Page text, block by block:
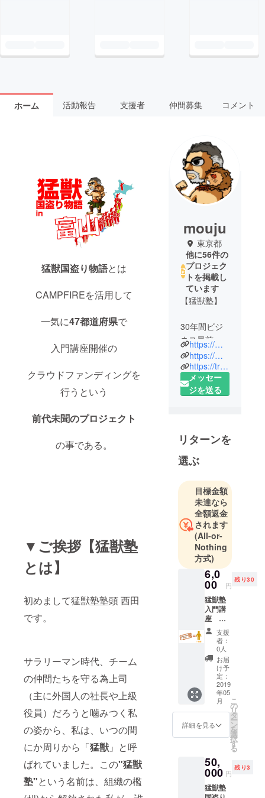
ホーム 活動報告 支援者 仲間募集 コメント
猛獣国盗り物語とは
CAMPFIREを活用して
一気に47都道府県で
入門講座開催の
クラウドファンディングを
行うという
前代未聞のプロジェクト
の事である。
▼ご挨拶【猛獣塾
とは】
初めまして猛獣塾塾頭 西田
です。
サラリーマン時代、チーム
の仲間たちを守る為上司
（主に外国人の社長や上級
役員）だろうと噛みつく私
の姿から、私は、いつの間
にか周りから「猛獣 」と呼
ばれていました。この"猛獣
塾"という名前は、組織の檻
mouju
東京都
他に56件の
プロジェク
トを掲載し
ています
【猛獣塾】
30年間ビジ
ネス最前線
で陣頭指揮
してきた元
外資系企業
取締役が、
違いに悩み
続け、遂に
たどり着い
た“MBAでは
学べない”
“目からウロ
コ” “学者か
らは学べな
い” 日本人の
為の“和魂洋
才”究極ビジ
ネス講座
塾頭 西田浩
P&Gにて、
入社3か月で
当時の店頭
ディスプレ
イ納入記録
え、2年目か
業実務の傍
ら、トレー
ナーとして
その知識・
https://mouju.jp/
https://mouju.jp/seminar/
https://triple-w.co.jp/?page_id=256
メッセー
ジを送る
リターンを
選ぶ
目標金額
未達なら
全額返金
されます
(All-or-
Nothing
方式)
6,0
00 円
残り30
猛獣塾
入門講
座 １
名分
参加権
時】２
０１９
年５月
２３日
(木)
【時
間】１
９時～
２１時
１８時
４５
分）
【場
支援
者：
0人
お届
け予
定：
2019
年05
月
詳細を見る
こ
の
リ
タ
ー
ン
を
選
択
す
る
50,
000 円
残り3
猛獣塾